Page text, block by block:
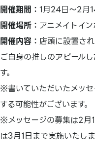
開催期間： 1月24日～2月
開催場所： アニメイトイ
開催内容： 店頭に設置さ
ご自身の推しのアピール
す。
※書いていただいたメッ
する可能性がございます。
※メッセージの募集は2月
は3月1日まで実施いたしま